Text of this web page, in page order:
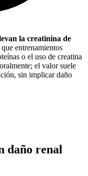
la creatinina de
entrenamientos
o el uso de creatina
el valor suele
sin implicar daño
daño renal